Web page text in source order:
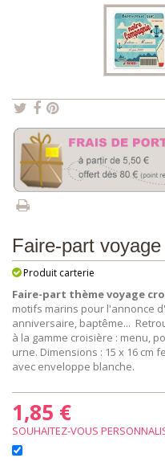
Faire-part
Produit carterie
Faire-part thème voyage
motifs marins pour l'annonce
anniversaire, baptême...
à la gamme croisière : menu,
urne. Dimensions : 15 x 16 cm
avec enveloppe blanche.
1,85 €